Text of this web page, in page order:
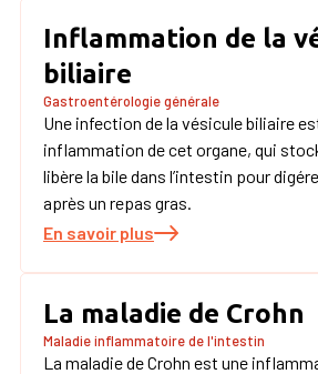
Inflammation de la
biliaire
Gastroentérologie générale
Une infection de la vésicule biliaire
inflammation de cet organe, qui
libère la bile dans l’intestin pour
après un repas gras.
En savoir plus
La maladie de Crohn
Maladie inflammatoire de l'intestin
La maladie de Crohn est une